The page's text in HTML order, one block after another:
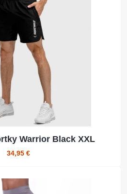
Warrior Black XXL
34,95 €